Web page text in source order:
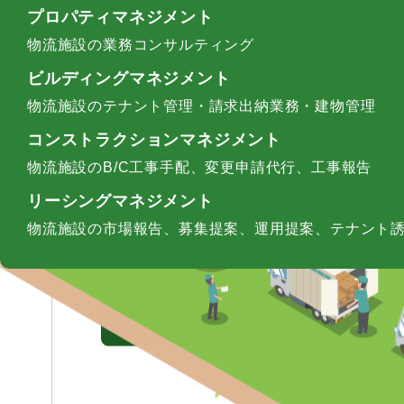
物流施設の全面リース、分割リース
プロパティマネジメント
物流施設の業務コンサルティング
ビルディングマネジメント
物流施設のテナント管理・請求出納業務・建物管理
コンストラクションマネジメント
物流施設のB/C工事手配、変更申請代行、工事報告
リーシングマネジメント
物流施設の市場報告、募集提案、運用提案、テナント
[ フロー全体図 ]